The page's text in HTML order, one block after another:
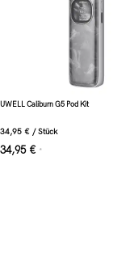
UWELL Caliburn G5 Pod Kit
34,95 € /Stück
34,95 € *